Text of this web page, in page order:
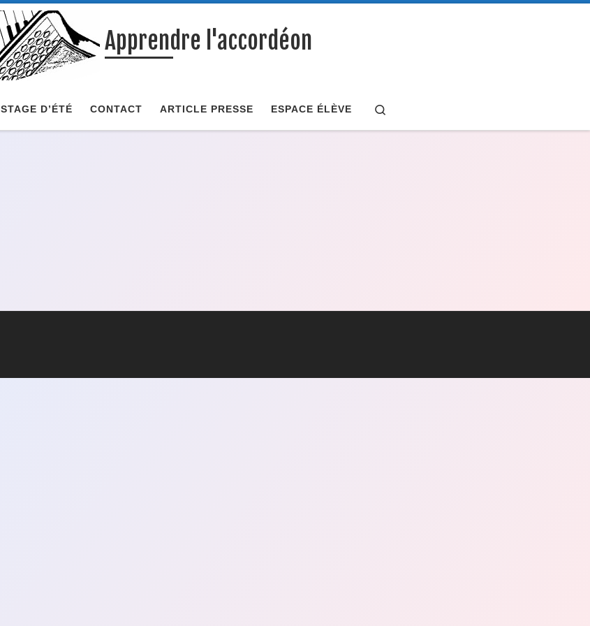
Apprendre l'accordéon
STAGE D’ÉTÉ CONTACT ARTICLE PRESSE ESPACE ÉLÈVE